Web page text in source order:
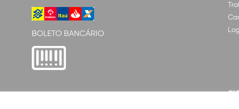
BOLETO BANCÁRIO